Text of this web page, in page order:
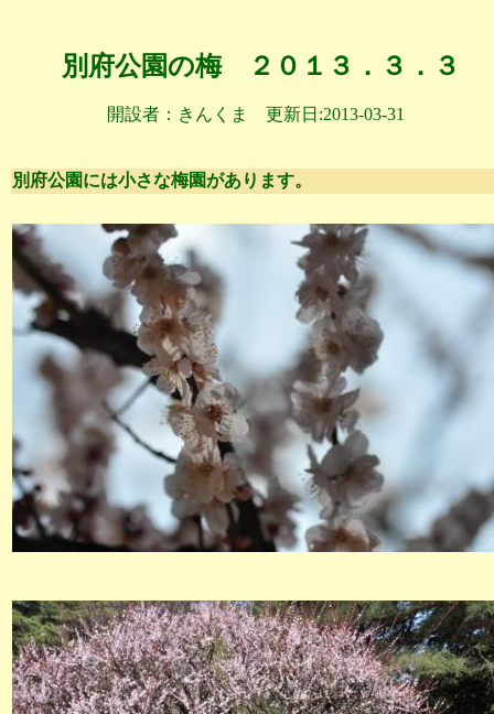
別府公園の梅 ２０１３．３．３
開設者：きんくま 更新日:2013-03-31
別府公園には小さな梅園があります。